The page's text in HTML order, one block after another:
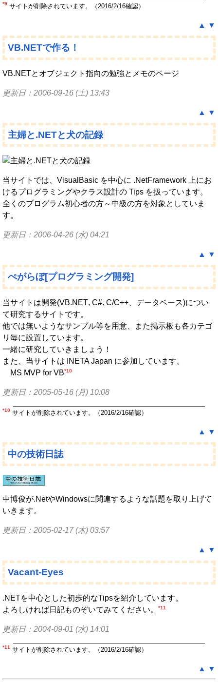
*9 サイトが削除されています。（2016/2/16確認）
▲ ▼
VB.NETで作る！
VB.NETとオブジェクト指向の勉強とメモのページ
更新日：2006-09-16 (土) 13:43
▲ ▼
主婦と.NETと犬の記録
当サイトでは、VisualBasic を中心に .NetFramework 上にお
けるプログラミングやクラス設計の Tips を扱っています。
全くのプログラム初心者の方～中級の方を対象としていま
す。
更新日：2006-04-26 (水) 04:21
▲ ▼
ぺがらぼ[プログラミング開発]
当サイトは開発(VB.NET､C#､C/C++、データベース)につい
て研究するサイトです。
他では無いようなサンプル等を用意、また掲示板も各カテゴ
リ毎に設置しています。
一緒に研究していきましょう！
また、当サイトは INETA Japan に参加しています。
MS MVP for VB*10
更新日：2005-05-16 (月) 10:08
*10 サイトが削除されています。（2016/2/16確認）
▲ ▼
中の技術日誌
中博俊が.NetやWindowsに関連するような話題を取り上げて
いきます。
更新日：2005-02-17 (木) 03:57
▲ ▼
Vacant-Eyes
.NETを中心とした初歩的なTipsを紹介しています。
よろしければ日記ものぞいてみてください。
*11
更新日：2004-09-01 (水) 14:01
*11 サイトが削除されています。（2016/2/16確認）
▲ ▼